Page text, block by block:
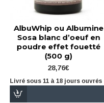
AlbuWhip ou Albumine
Sosa blanc d’oeuf en
poudre effet fouetté
(500 g)
28,76€
Livré sous 11 à 18 jours ouvrés